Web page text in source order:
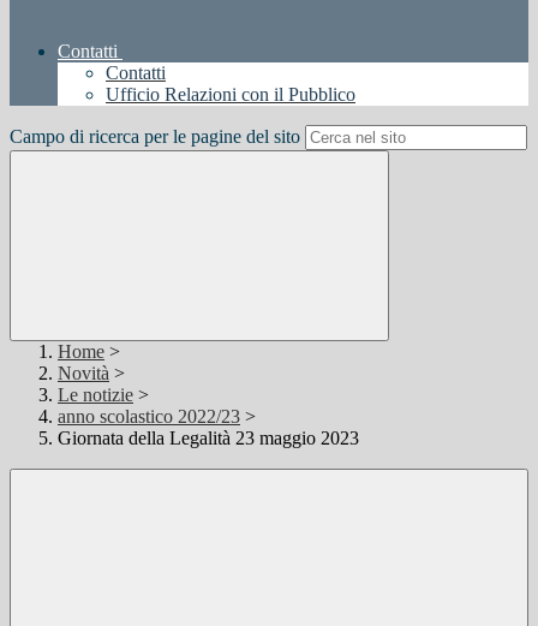
Contatti
Contatti
Ufficio Relazioni con il Pubblico
Campo di ricerca per le pagine del sito
Home >
Novità >
Le notizie >
anno scolastico 2022/23 >
Giornata della Legalità 23 maggio 2023